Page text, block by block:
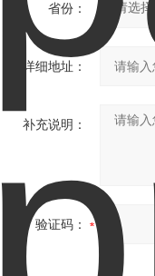
省份：
详细地址：
补充说明：
验证码：